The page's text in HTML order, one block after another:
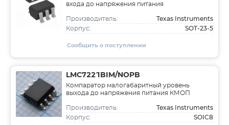
входа до напряжения питания
Производитель: Texas Instruments
Корпус: SOT-23-5
Сообщить о поступлении
LMC7221BIM/NOPB
Компаратор малогабаритный уровень
выхода до напряжения питания КМОП
Производитель: Texas Instruments
Корпус: SOIC8